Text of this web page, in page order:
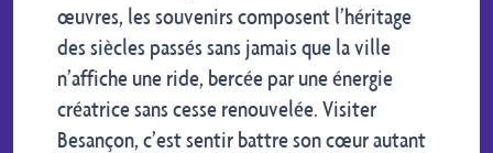
œuvres, les souvenirs composent l’héritage
des siècles passés sans jamais que la ville
n’affiche une ride, bercée par une énergie
créatrice sans cesse renouvelée. Visiter
Besançon, c’est sentir battre son cœur autant